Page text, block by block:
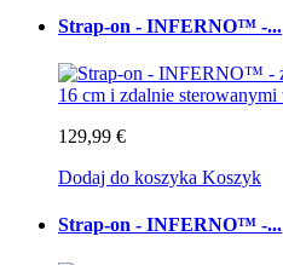
Strap-on - INFERNO™ -...
129,99 €
Dodaj do koszyka Koszyk
Strap-on - INFERNO™ -...